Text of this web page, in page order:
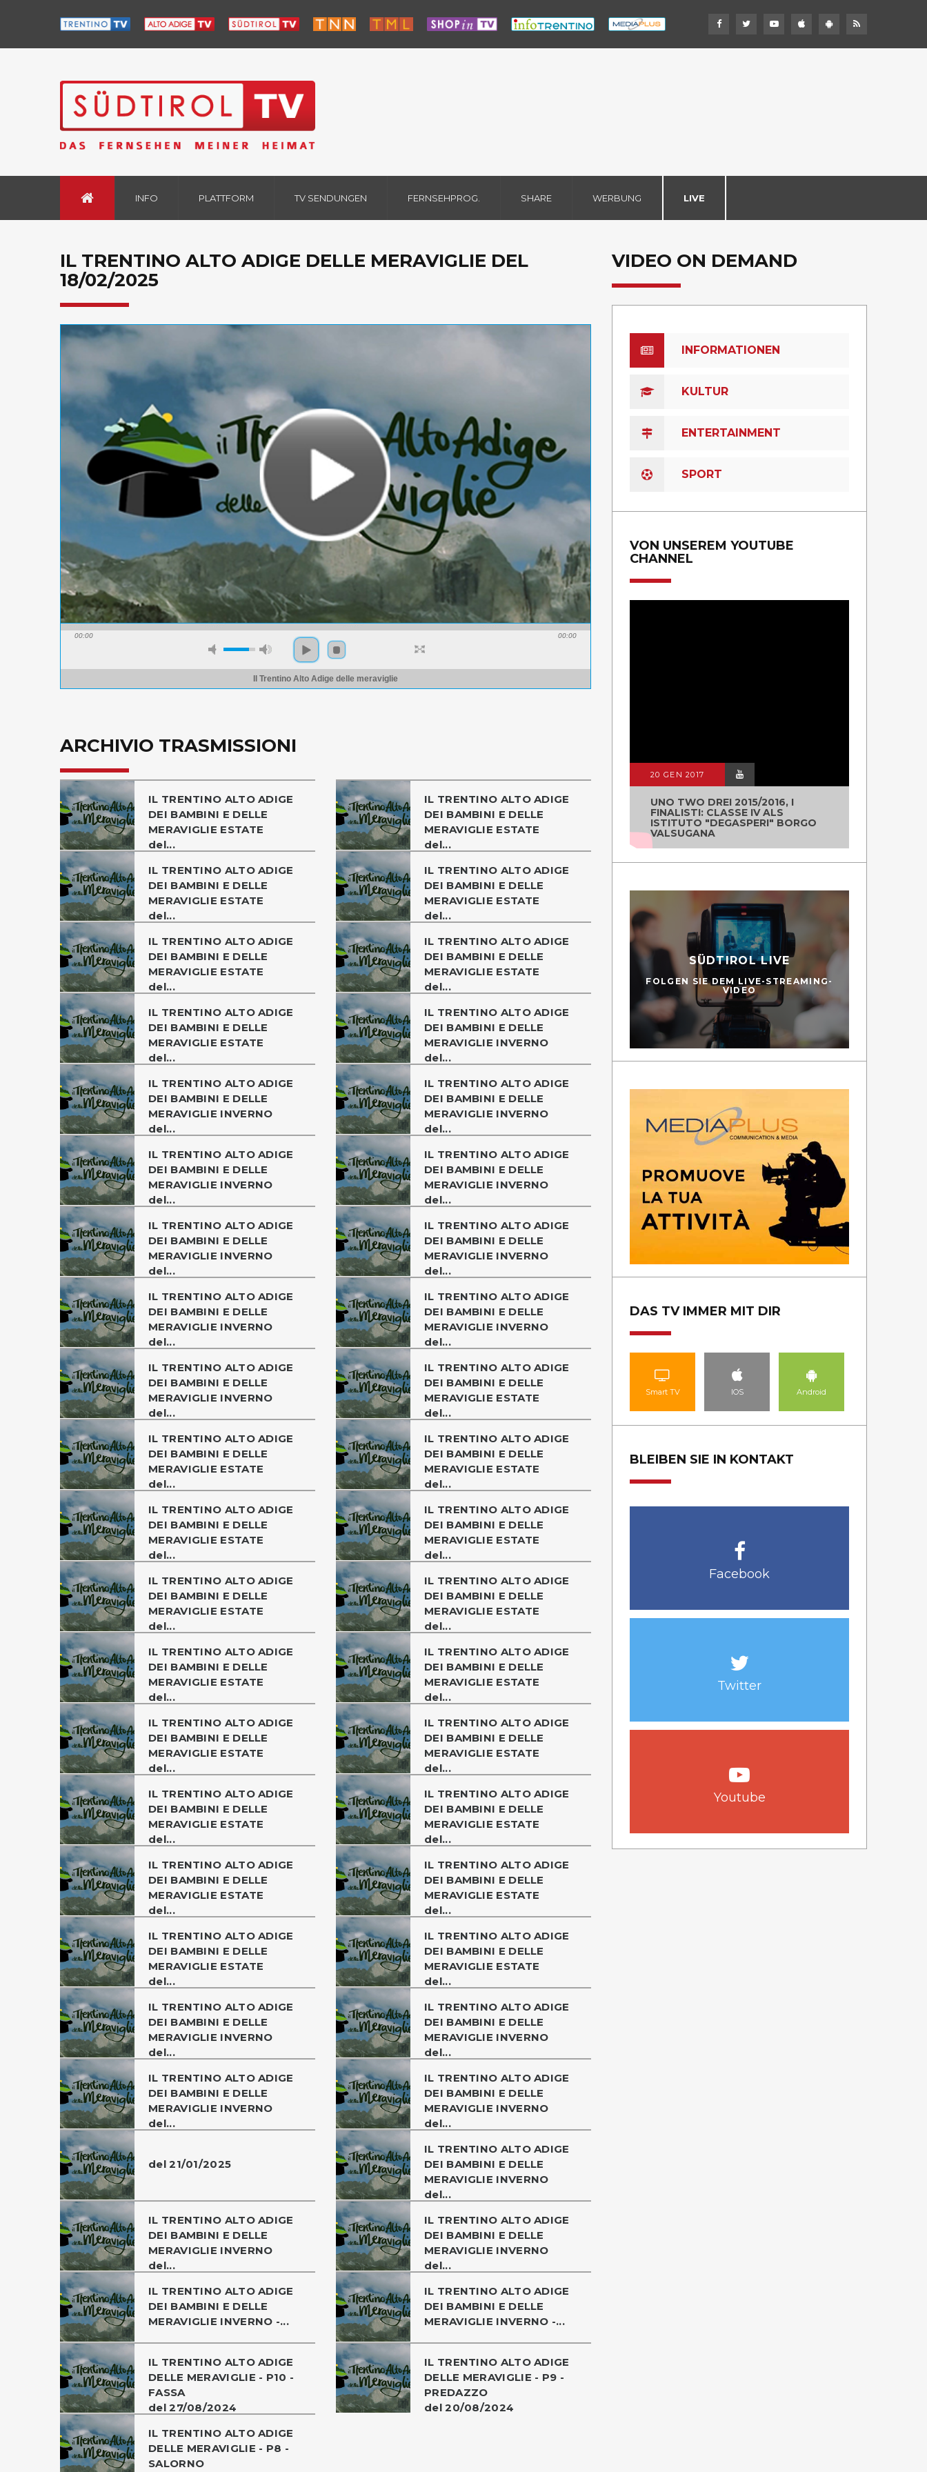
INFO PLATTFORM TV SENDUNGEN FERNSEHPROG. SHARE WERBUNG LIVE
IL TRENTINO ALTO ADIGE DELLE MERAVIGLIE DEL
18/02/2025
00:00 00:00
Il Trentino Alto Adige delle meraviglie
ARCHIVIO TRASMISSIONI
IL TRENTINO ALTO ADIGE
DEI BAMBINI E DELLE
MERAVIGLIE ESTATE
del...
IL TRENTINO ALTO ADIGE
DEI BAMBINI E DELLE
MERAVIGLIE ESTATE
del...
IL TRENTINO ALTO ADIGE
DEI BAMBINI E DELLE
MERAVIGLIE ESTATE
del...
IL TRENTINO ALTO ADIGE
DEI BAMBINI E DELLE
MERAVIGLIE ESTATE
del...
IL TRENTINO ALTO ADIGE
DEI BAMBINI E DELLE
MERAVIGLIE ESTATE
del...
IL TRENTINO ALTO ADIGE
DEI BAMBINI E DELLE
MERAVIGLIE ESTATE
del...
IL TRENTINO ALTO ADIGE
DEI BAMBINI E DELLE
MERAVIGLIE ESTATE
del...
IL TRENTINO ALTO ADIGE
DEI BAMBINI E DELLE
MERAVIGLIE INVERNO
del...
IL TRENTINO ALTO ADIGE
DEI BAMBINI E DELLE
MERAVIGLIE INVERNO
del...
IL TRENTINO ALTO ADIGE
DEI BAMBINI E DELLE
MERAVIGLIE INVERNO
del...
IL TRENTINO ALTO ADIGE
DEI BAMBINI E DELLE
MERAVIGLIE INVERNO
del...
IL TRENTINO ALTO ADIGE
DEI BAMBINI E DELLE
MERAVIGLIE INVERNO
del...
IL TRENTINO ALTO ADIGE
DEI BAMBINI E DELLE
MERAVIGLIE INVERNO
del...
IL TRENTINO ALTO ADIGE
DEI BAMBINI E DELLE
MERAVIGLIE INVERNO
del...
IL TRENTINO ALTO ADIGE
DEI BAMBINI E DELLE
MERAVIGLIE INVERNO
del...
IL TRENTINO ALTO ADIGE
DEI BAMBINI E DELLE
MERAVIGLIE INVERNO
del...
IL TRENTINO ALTO ADIGE
DEI BAMBINI E DELLE
MERAVIGLIE INVERNO
del...
IL TRENTINO ALTO ADIGE
DEI BAMBINI E DELLE
MERAVIGLIE ESTATE
del...
IL TRENTINO ALTO ADIGE
DEI BAMBINI E DELLE
MERAVIGLIE ESTATE
del...
IL TRENTINO ALTO ADIGE
DEI BAMBINI E DELLE
MERAVIGLIE ESTATE
del...
IL TRENTINO ALTO ADIGE
DEI BAMBINI E DELLE
MERAVIGLIE ESTATE
del...
IL TRENTINO ALTO ADIGE
DEI BAMBINI E DELLE
MERAVIGLIE ESTATE
del...
IL TRENTINO ALTO ADIGE
DEI BAMBINI E DELLE
MERAVIGLIE ESTATE
del...
IL TRENTINO ALTO ADIGE
DEI BAMBINI E DELLE
MERAVIGLIE ESTATE
del...
IL TRENTINO ALTO ADIGE
DEI BAMBINI E DELLE
MERAVIGLIE ESTATE
del...
IL TRENTINO ALTO ADIGE
DEI BAMBINI E DELLE
MERAVIGLIE ESTATE
del...
IL TRENTINO ALTO ADIGE
DEI BAMBINI E DELLE
MERAVIGLIE ESTATE
del...
IL TRENTINO ALTO ADIGE
DEI BAMBINI E DELLE
MERAVIGLIE ESTATE
del...
IL TRENTINO ALTO ADIGE
DEI BAMBINI E DELLE
MERAVIGLIE ESTATE
del...
IL TRENTINO ALTO ADIGE
DEI BAMBINI E DELLE
MERAVIGLIE ESTATE
del...
IL TRENTINO ALTO ADIGE
DEI BAMBINI E DELLE
MERAVIGLIE ESTATE
del...
IL TRENTINO ALTO ADIGE
DEI BAMBINI E DELLE
MERAVIGLIE ESTATE
del...
IL TRENTINO ALTO ADIGE
DEI BAMBINI E DELLE
MERAVIGLIE ESTATE
del...
IL TRENTINO ALTO ADIGE
DEI BAMBINI E DELLE
MERAVIGLIE ESTATE
del...
IL TRENTINO ALTO ADIGE
DEI BAMBINI E DELLE
MERAVIGLIE INVERNO
del...
IL TRENTINO ALTO ADIGE
DEI BAMBINI E DELLE
MERAVIGLIE INVERNO
del...
IL TRENTINO ALTO ADIGE
DEI BAMBINI E DELLE
MERAVIGLIE INVERNO
del...
IL TRENTINO ALTO ADIGE
DEI BAMBINI E DELLE
MERAVIGLIE INVERNO
del...
del 21/01/2025
IL TRENTINO ALTO ADIGE
DEI BAMBINI E DELLE
MERAVIGLIE INVERNO
del...
IL TRENTINO ALTO ADIGE
DEI BAMBINI E DELLE
MERAVIGLIE INVERNO
del...
IL TRENTINO ALTO ADIGE
DEI BAMBINI E DELLE
MERAVIGLIE INVERNO
del...
IL TRENTINO ALTO ADIGE
DEI BAMBINI E DELLE
MERAVIGLIE INVERNO -...
IL TRENTINO ALTO ADIGE
DEI BAMBINI E DELLE
MERAVIGLIE INVERNO -...
IL TRENTINO ALTO ADIGE
DELLE MERAVIGLIE - P10 -
FASSA
del 27/08/2024
IL TRENTINO ALTO ADIGE
DELLE MERAVIGLIE - P9 -
PREDAZZO
del 20/08/2024
IL TRENTINO ALTO ADIGE
DELLE MERAVIGLIE - P8 -
SALORNO
VIDEO ON DEMAND
INFORMATIONEN
KULTUR
ENTERTAINMENT
SPORT
VON UNSEREM YOUTUBE
CHANNEL
20 GEN 2017
UNO TWO DREI 2015/2016, I
FINALISTI: CLASSE IV ALS
ISTITUTO "DEGASPERI" BORGO
VALSUGANA
SÜDTIROL LIVE
FOLGEN SIE DEM LIVE-STREAMING-
VIDEO
DAS TV IMMER MIT DIR
Smart TV IOS Android
BLEIBEN SIE IN KONTAKT
Facebook
Twitter
Youtube